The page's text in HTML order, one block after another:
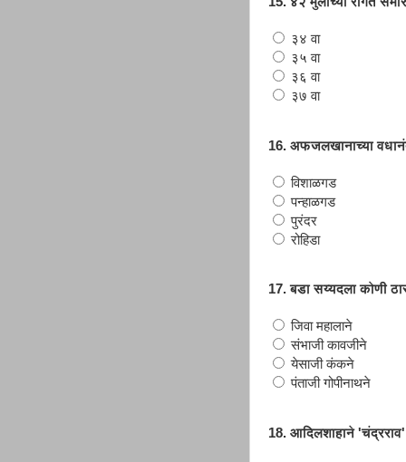
३४ वा
३५ वा
३६ वा
३७ वा
16. अफजलखानाच्या
विशाळगड
पन्हाळगड
पुरंदर
रोहिडा
17. बडा सय्यदला कोणी
जिवा महालाने
संभाजी कावजीने
येसाजी कंकने
पंताजी गोपीनाथने
18. आदिलशाहाने 'चंद्रराव'